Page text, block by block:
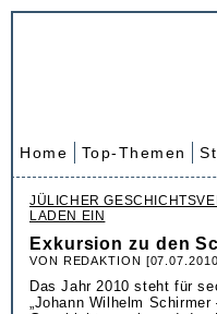
Home Top-Themen
JÜLICHER
LADEN EIN
Exkursion zu den
VON REDAKTION
Das Jahr 2010 steht für
„Johann Wilhelm